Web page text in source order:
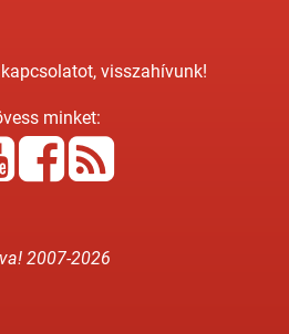
visszahívunk!
minket:
2007-2026